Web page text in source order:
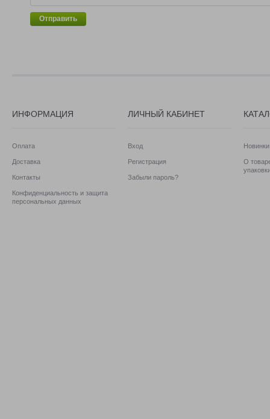
Отправить
ИНФОРМАЦИЯ
Оплата
Доставка
Контакты
Конфиденциальность и защита
персональных данных
ЛИЧНЫЙ КАБИНЕТ
Вход
Регистрация
Забыли пароль?
Новинки
О